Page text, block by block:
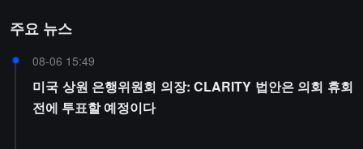
주요 뉴스
08-06 15:49
미국 상원 은행위원회 의장: CLARITY 법안은 의회 휴회
전에 투표할 예정이다